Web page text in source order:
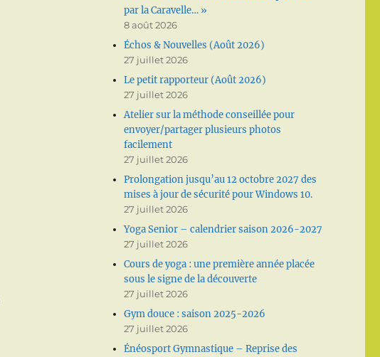
par la Caravelle… »
8 août 2026
Échos & Nouvelles (Août 2026)
27 juillet 2026
Le petit rapporteur (Août 2026)
27 juillet 2026
Atelier sur la méthode conseillée pour
envoyer/partager plusieurs photos
facilement
27 juillet 2026
Prolongation jusqu’au 12 octobre 2027 des
mises à jour de sécurité pour Windows 10.
27 juillet 2026
Yoga Senior – calendrier saison 2026-2027
27 juillet 2026
Cours de yoga : une première année placée
sous le signe de la découverte
27 juillet 2026
Gym douce : saison 2025-2026
27 juillet 2026
Énéosport Gymnastique – Reprise des